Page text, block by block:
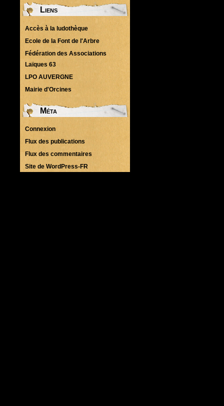
Liens
Accès à la ludothèque
Ecole de la Font de l'Arbre
Fédération des Associations
Laïques 63
LPO AUVERGNE
Mairie d'Orcines
Méta
Connexion
Flux des publications
Flux des commentaires
Site de WordPress-FR